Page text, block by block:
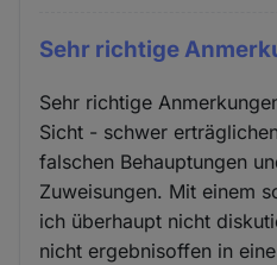
Sehr richtige
Sehr richtige
Sicht - schwer
falschen Behauptungen
Zuweisungen. Mit einem
ich überhaupt nicht
nicht ergebnisoffen in